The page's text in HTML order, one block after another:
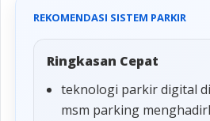
REKOMENDASI SISTEM PARKIR
Ringkasan Cepat
teknologi parkir digital
msm parking